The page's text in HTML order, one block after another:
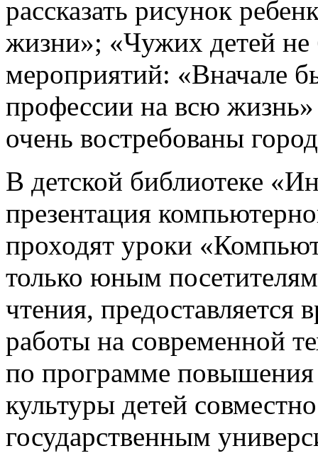
рассказать рисунок
жизни»; «Чужих детей не
мероприятий: «Вначале
профессии на всю
очень востребованы
В детской библиотеке
презентация
проходят уроки
только юным
чтения, предоставляется
работы на современной
по программе
культуры детей
государственным